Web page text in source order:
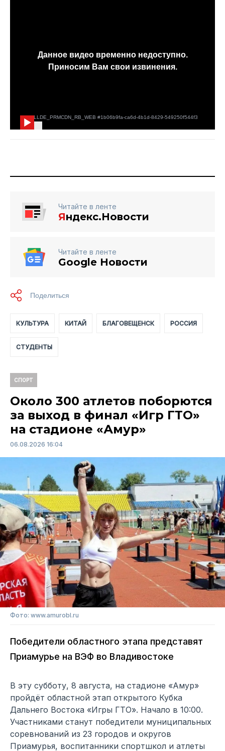
Читайте в ленте
Яндекс.Новости
Читайте в ленте
Google Новости
КУЛЬТУРА КИТАЙ БЛАГОВЕЩЕНСК РОССИЯ
СТУДЕНТЫ
СПОРТ
Около 300 атлетов поборются
за выход в финал «Игр ГТО»
на стадионе «Амур»
06.08.2026 16:04
Фото: www.amurobl.ru
Победители областного этапа представят
Приамурье на ВЭФ во Владивостоке
В эту субботу, 8 августа, на стадионе «Амур»
пройдёт областной этап открытого Кубка
Дальнего Востока «Игры ГТО». Начало в 10:00.
Участниками станут победители муниципальных
соревнований из 23 городов и округов
Приамурья, воспитанники спортшкол и атлеты